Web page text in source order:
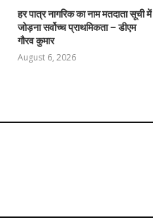
हर पात्र नागरिक का नाम मतदाता सूची में
जोड़ना सर्वोच्च प्राथमिकता – डीएम
गौरव कुमार
August 6, 2026